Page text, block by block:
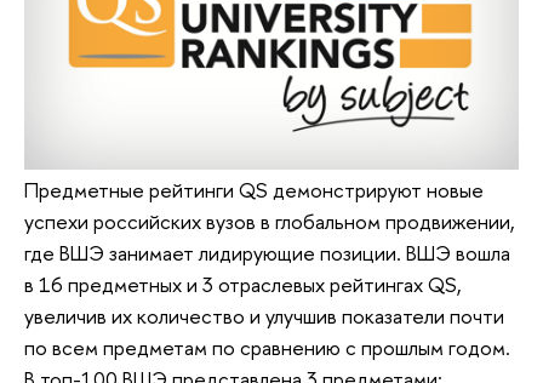
Предметные рейтинги QS демонстрируют новые
успехи российских вузов в глобальном продвижении,
где ВШЭ занимает лидирующие позиции. ВШЭ вошла
в 16 предметных и 3 отраслевых рейтингах QS,
увеличив их количество и улучшив показатели почти
по всем предметам по сравнению с прошлым годом.